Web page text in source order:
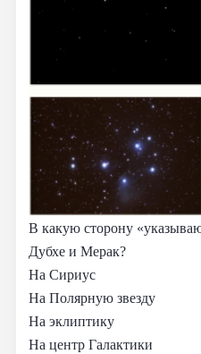
В какую сторону
Дубхе и Мерак?
На Сириус
На Полярную звезду
На эклиптику
На центр Галактики